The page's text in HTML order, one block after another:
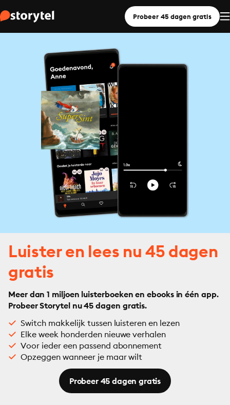
Probeer 45 dagen gratis
Luister en lees nu 45 dagen
gratis
Meer dan 1 miljoen luisterboeken en ebooks in één app.
Probeer Storytel nu 45 dagen gratis.
Switch makkelijk tussen luisteren en lezen
Elke week honderden nieuwe verhalen
Voor ieder een passend abonnement
Opzeggen wanneer je maar wilt
Probeer 45 dagen gratis